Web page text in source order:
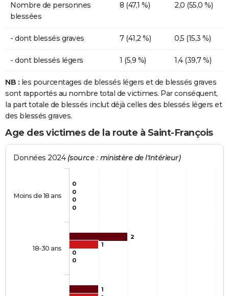
Nombre de personnes
blessées
8 (47,1 %) 2,0 (55,0 %)
- dont blessés graves 7 (41,2 %) 0,5 (15,3 %)
- dont blessés légers 1 (5,9 %) 1,4 (39,7 %)
NB : les pourcentages de blessés légers et de blessés graves
sont rapportés au nombre total de victimes. Par conséquent,
la part totale de blessés inclut déjà celles des blessés légers et
des blessés graves.
Age des victimes de la route à Saint-François
Données 2024 (source : ministère de l'Intérieur)
0
2
1
0
1
0
0
0
0
Moins de 18 ans
18-30 ans